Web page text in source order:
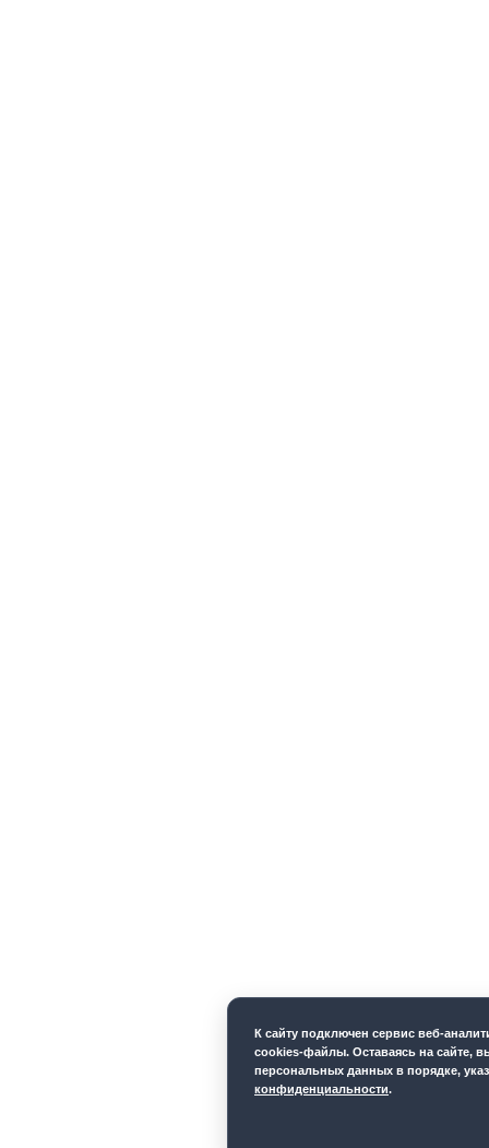
К cайту подключен сервис веб-
cookies-файлы. Оставаясь на сайте,
персональных данных в порядке,
конфиденциальности.